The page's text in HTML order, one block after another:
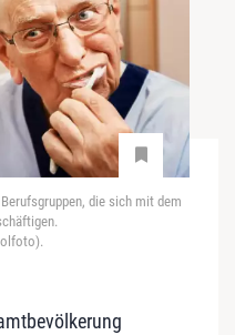
die sich mit dem